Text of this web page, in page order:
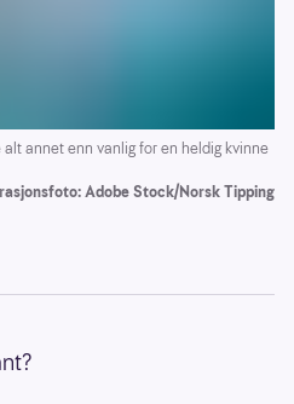
alt annet enn vanlig for en heldig kvinne
Adobe Stock/Norsk Tipping